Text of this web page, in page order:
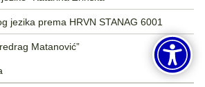
jezika prema HRVN STANAG 6001
Matanović”